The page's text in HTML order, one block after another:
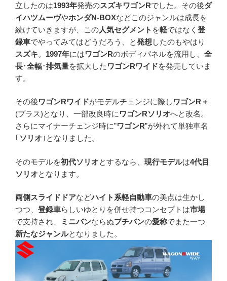
立したのは1993年発売のスズキワゴンRでした。その後ダ
イハツムーヴやホンダN-BOXなどこのジャンルは成長を
続けていきますが、この人気セグメント を軽ではなく 登
録車でやってみてはどうだろう、と発想 したのもやはり
スズキ。 1997年にはワゴンRのボディパネルを流用し、 全
長･全幅･排気量を拡大した ワゴンRワイドを発売していま
す。
その後ワゴンRワイドがモデルチェンジに際し ワゴンR＋
(プラス)となり、一部改良時にワゴンRソリオへと改名。
さらにマイナーチェンジ時に”ワゴンR”が外れて単独車名
｢ ソリオ ｣となりました。
そのモデルを初代ソリオとするなら、 現行モデルは4代目
ソリオとなります。
両側スライドドアなどハイト系軽自動車の美点は生かし
つつ、 登録車らしいゆとりを併せ持つコンセプトは市場
で支持され、
ミニバンならぬプチバンの愛称でまた一つ
新たなジャンルとなりました。